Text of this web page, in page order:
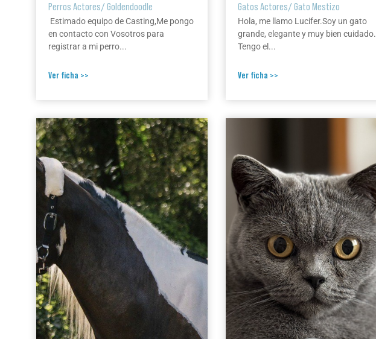
Perros Actores/Goldendoodle
Estimado equipo de Casting,Me pongo
en contacto con Vosotros para
registrar a mi perro...
Ver ficha >>
Gatos Actores/Gato Mestizo
Hola, me llamo Lucifer.Soy un gato
grande, elegante y muy bien cuidado.
Tengo el...
Ver ficha >>